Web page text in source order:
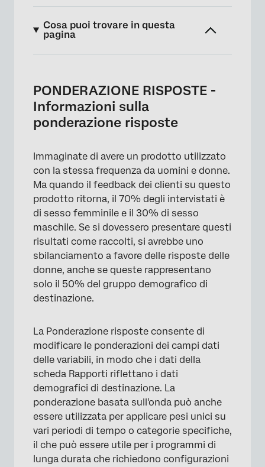
Cosa puoi trovare in questa
pagina
Aggiunta di ponderazioni
Ponderazione di più variabili: Raked vs. Raked
Ponderazione in base all'onda
Rapporti di ponderazione
Cardinalità
Esportazione e importazione di ponderazioni
Rapporti
Variabili compatibili
Progetti in cui le risposte possono essere
ponderate
PONDERAZIONE RISPOSTE -
Informazioni sulla
ponderazione risposte
Immaginate di avere un prodotto utilizzato
con la stessa frequenza da uomini e donne.
Ma quando il feedback dei clienti su questo
prodotto ritorna, il 70% degli intervistati è
di sesso femminile e il 30% di sesso
maschile. Se si dovessero presentare questi
risultati come raccolti, si avrebbe uno
sbilanciamento a favore delle risposte delle
donne, anche se queste rappresentano
solo il 50% del gruppo demografico di
destinazione.
La Ponderazione risposte consente di
modificare le ponderazioni dei campi dati
delle variabili, in modo che i dati della
scheda Rapporti riflettano i dati
demografici di destinazione. La
ponderazione basata sull'onda può anche
essere utilizzata per applicare pesi unici su
vari periodi di tempo o categorie specifiche,
il che può essere utile per i programmi di
lunga durata che richiedono configurazioni